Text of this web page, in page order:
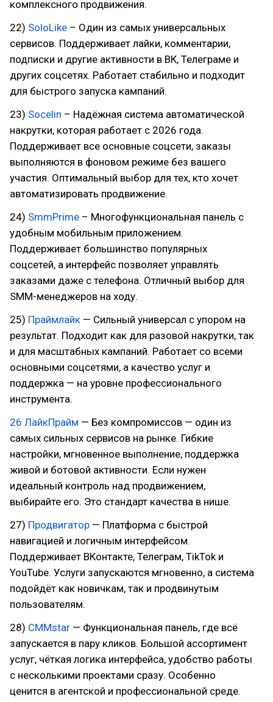
комплексного продвижения.
22) SoloLike – Один из самых универсальных
сервисов. Поддерживает лайки, комментарии,
подписки и другие активности в ВК, Телеграме и
других соцсетях. Работает стабильно и подходит
для быстрого запуска кампаний.
23) Socelin – Надёжная система автоматической
накрутки, которая работает с 2026 года.
Поддерживает все основные соцсети, заказы
выполняются в фоновом режиме без вашего
участия. Оптимальный выбор для тех, кто хочет
автоматизировать продвижение.
24) SmmPrime – Многофункциональная панель с
удобным мобильным приложением.
Поддерживает большинство популярных
соцсетей, а интерфейс позволяет управлять
заказами даже с телефона. Отличный выбор для
SMM-менеджеров на ходу.
25) Праймлайк — Сильный универсал с упором на
результат. Подходит как для разовой накрутки, так
и для масштабных кампаний. Работает со всеми
основными соцсетями, а качество услуг и
поддержка — на уровне профессионального
инструмента.
26 ЛайкПрайм — Без компромиссов — один из
самых сильных сервисов на рынке. Гибкие
настройки, мгновенное выполнение, поддержка
живой и ботовой активности. Если нужен
идеальный контроль над продвижением,
выбирайте его. Это стандарт качества в нише.
27) Продвигатор — Платформа с быстрой
навигацией и логичным интерфейсом.
Поддерживает ВКонтакте, Телеграм, TikTok и
YouTube. Услуги запускаются мгновенно, а система
подойдёт как новичкам, так и продвинутым
пользователям.
28) СММstar — Функциональная панель, где всё
запускается в пару кликов. Большой ассортимент
услуг, чёткая логика интерфейса, удобство работы
с несколькими проектами сразу. Особенно
ценится в агентской и профессиональной среде.